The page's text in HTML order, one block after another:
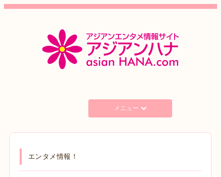
メニュー
エンタメ情報！